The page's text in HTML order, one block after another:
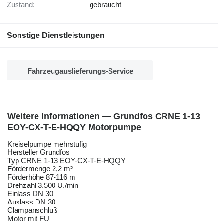
Zustand: gebraucht
Sonstige Dienstleistungen
Fahrzeugauslieferungs-Service
Weitere Informationen — Grundfos CRNE 1-13
EOY-CX-T-E-HQQY Motorpumpe
Kreiselpumpe mehrstufig
Hersteller Grundfos
Typ CRNE 1-13 EOY-CX-T-E-HQQY
Fördermenge 2,2 m³
Förderhöhe 87-116 m
Drehzahl 3.500 U./min
Einlass DN 30
Auslass DN 30
Clampanschluß
Motor mit FU